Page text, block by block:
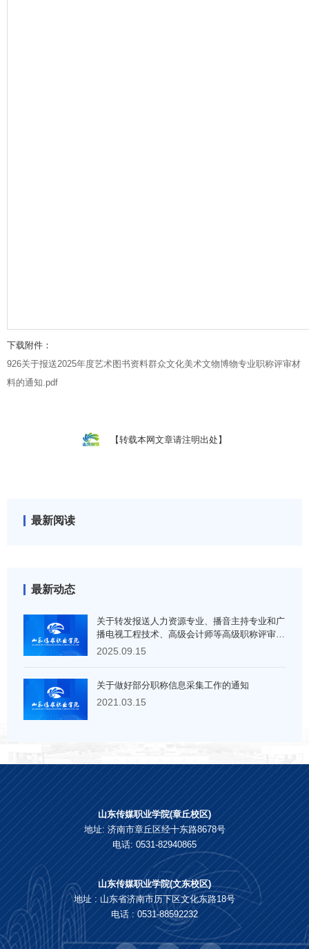
下载附件：
926关于报送2025年度艺术图书资料群众文化美术文物博物专业职称评审材
料的通知.pdf
【转载本网文章请注明出处】
最新阅读
最新动态
关于转发报送人力资源专业、播音主持专业和广
播电视工程技术、高级会计师等高级职称评审材
料的通知
2025.09.15
关于做好部分职称信息采集工作的通知
2021.03.15
山东传媒职业学院(章丘校区)
地址: 济南市章丘区经十东路8678号
电话: 0531-82940865
山东传媒职业学院(文东校区)
地址 : 山东省济南市历下区文化东路18号
电话 : 0531-88592232